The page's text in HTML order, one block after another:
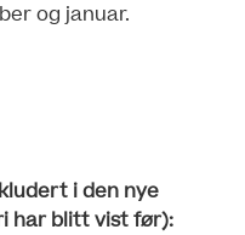
og januar.
i den nye
har blitt vist før):